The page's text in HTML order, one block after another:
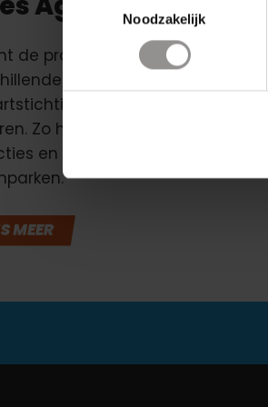
Noodzakelijk
de promotor en verkoper voor
opdrachtgevers zoals
KPN en nog vele
Zo houden we vette
en sta je in musea en
MEER